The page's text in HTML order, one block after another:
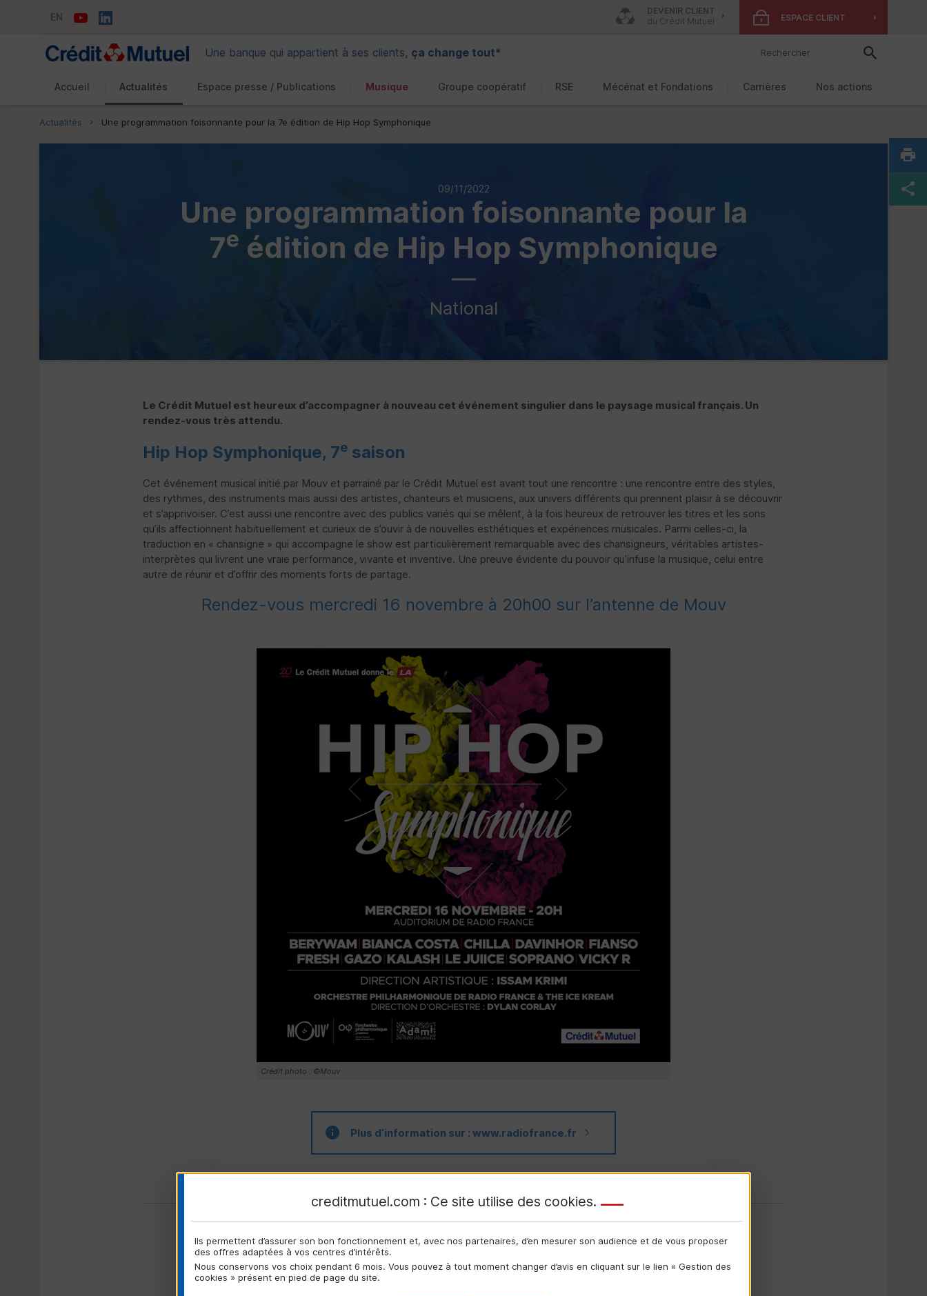
EN
DEVENIR CLIENT
du Crédit Mutuel
ESPACE CLIENT
Une banque qui appartient à ses clients, ça change tout*
Accueil Actualités Espace presse / Publications Musique Groupe coopératif RSE Mécénat et Fondations Carrières Nos actions
Vous êtes ici:
Actualités Une programmation foisonnante pour la 7e édition de Hip Hop Symphonique
09/11/2022
Une programmation foisonnante pour la
7e édition de Hip Hop Symphonique
National
Le Crédit Mutuel est heureux d’accompagner à nouveau cet événement singulier dans le paysage musical français. Un
rendez-vous très attendu.
Hip Hop Symphonique, 7e saison
Cet événement musical initié par Mouv et parrainé par le Crédit Mutuel est avant tout une rencontre : une rencontre entre des styles,
des rythmes, des instruments mais aussi des artistes, chanteurs et musiciens, aux univers différents qui prennent plaisir à se découvrir
et s’apprivoiser. C’est aussi une rencontre avec des publics variés qui se mêlent, à la fois heureux de retrouver les titres et les sons
qu’ils affectionnent habituellement et curieux de s’ouvir à de nouvelles esthétiques et expériences musicales. Parmi celles-ci, la
traduction en « chansigne » qui accompagne le show est particulièrement remarquable avec des chansigneurs, véritables artistes-
interprètes qui livrent une vraie performance, vivante et inventive. Une preuve évidente du pouvoir qu’infuse la musique, celui entre
autre de réunir et d’offrir des moments forts de partage.
Rendez-vous mercredi 16 novembre à 20h00 sur l’antenne de Mouv
Crédit photo : ©Mouv
Plus d’information sur : www.radiofrance.fr
À découvrir :
Les actualités musique
creditmutuel.com : Ce site utilise des cookies.
Ils permettent d’assurer son bon fonctionnement et, avec nos partenaires, d’en mesurer son audience et de vous proposer
des offres adaptées à vos centres d’intérêts.
Nous conservons vos choix pendant 6 mois. Vous pouvez à tout moment changer d’avis en cliquant sur le lien « Gestion des
cookies » présent en pied de page du site.